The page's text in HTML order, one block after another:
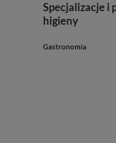
Specjalizacje i
higieny
Gastronomia